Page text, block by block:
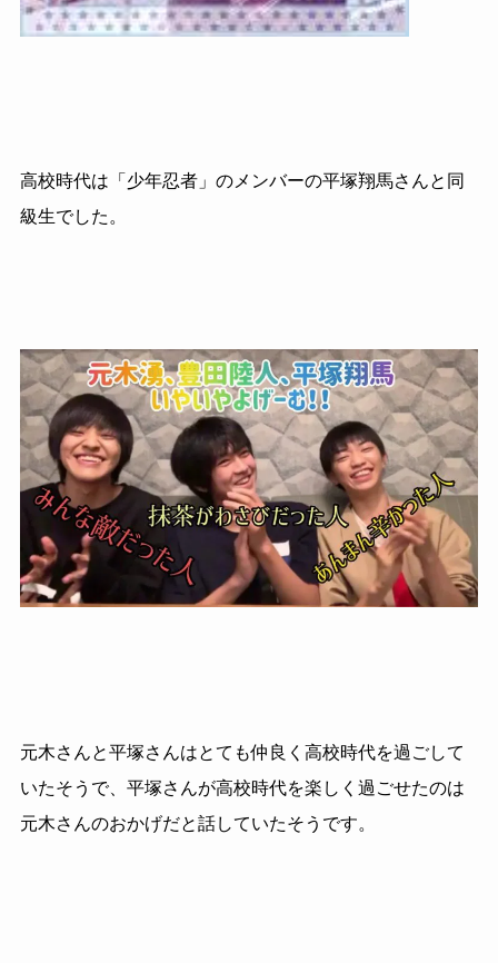
高校時代は「少年忍者」のメンバーの平塚翔馬さんと同
級生でした。
元木さんと平塚さんはとても仲良く高校時代を過ごして
いたそうで、平塚さんが高校時代を楽しく過ごせたのは
元木さんのおかげだと話していたそうです。